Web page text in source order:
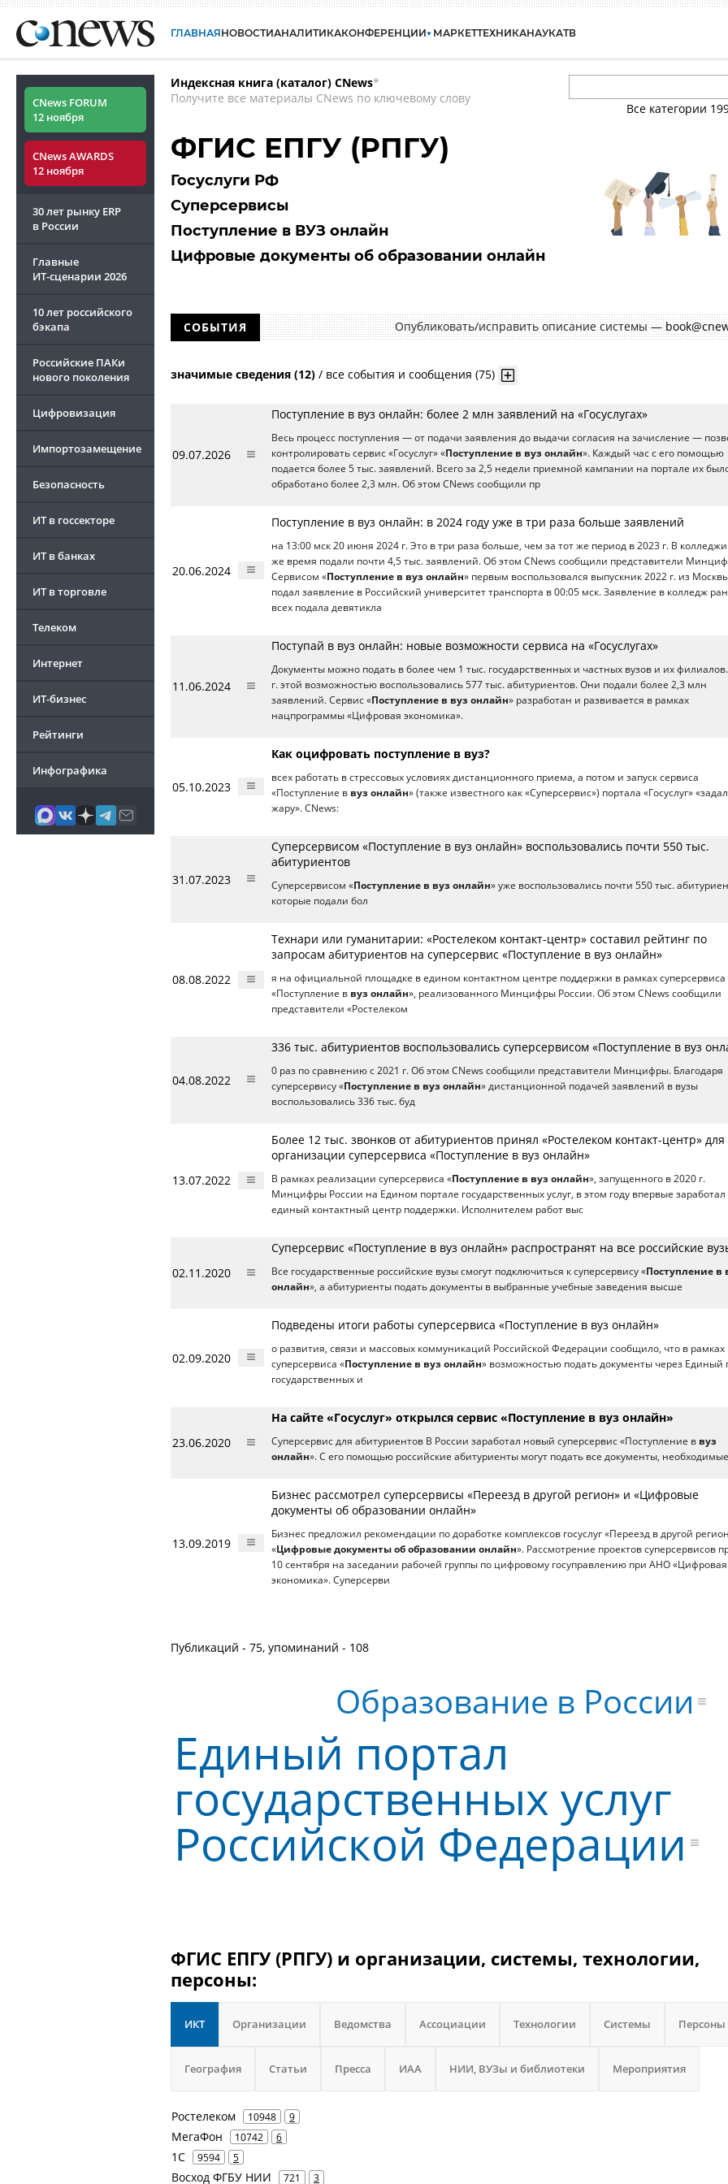
ГЛАВНАЯНОВОСТИАНАЛИТИКАКОНФЕРЕНЦИИ МАРКЕТТЕХНИКАНАУКАТВ
CNews FORUM
12 ноября
CNews AWARDS
12 ноября
30 лет рынку ERP
в России
Главные
ИТ-сценарии 2026
10 лет российского
бэкапа
Российские ПАКи
нового поколения
Цифровизация
Импортозамещение
Безопасность
ИТ в госсекторе
ИТ в банках
ИТ в торговле
Телеком
Интернет
ИТ-бизнес
Рейтинги
Инфографика
Индексная книга (каталог) CNews*
Получите все материалы CNews по ключевому слову
Все категории
ФГИС ЕПГУ (РПГУ)
Госуслуги РФ
Суперсервисы
Поступление в ВУЗ онлайн
Цифровые документы об образовании онлайн
СОБЫТИЯ Опубликовать/исправить описание системы —
значимые сведения (12) / все события и сообщения (75)
09.07.2026
Поступление в вуз онлайн: более 2 млн заявлений на «Госуслугах»
Весь процесс поступления — от подачи заявления до выдачи согласия на зачисление —
контролировать сервис «Госуслуг» «Поступление в вуз онлайн». Каждый час с его помощью
подается более 5 тыс. заявлений. Всего за 2,5 недели приемной кампании на портале их
обработано более 2,3 млн. Об этом CNews сообщили пр
20.06.2024
Поступление в вуз онлайн: в 2024 году уже в три раза больше заявлений
на 13:00 мск 20 июня 2024 г. Это в три раза больше, чем за тот же период в 2023 г. В колледжи
же время подали почти 4,5 тыс. заявлений. Об этом CNews сообщили представители
Сервисом «Поступление в вуз онлайн» первым воспользовался выпускник 2022 г. из
подал заявление в Российский университет транспорта в 00:05 мск. Заявление в колледж
всех подала девятикла
11.06.2024
Поступай в вуз онлайн: новые возможности сервиса на «Госуслугах»
Документы можно подать в более чем 1 тыс. государственных и частных вузов и их
г. этой возможностью воспользовались 577 тыс. абитуриентов. Они подали более 2,3 млн
заявлений. Сервис «Поступление в вуз онлайн» разработан и развивается в рамках
нацпрограммы «Цифровая экономика».
05.10.2023
Как оцифровать поступление в вуз?
всех работать в стрессовых условиях дистанционного приема, а потом и запуск сервиса
«Поступление в вуз онлайн» (также известного как «Суперсервис») портала «Госуслуг»
жару». CNews:
31.07.2023
Суперсервисом «Поступление в вуз онлайн» воспользовались почти 550 тыс.
абитуриентов
Суперсервисом «Поступление в вуз онлайн» уже воспользовались почти 550 тыс.
которые подали бол
08.08.2022
Технари или гуманитарии: «Ростелеком контакт-центр» составил рейтинг по
запросам абитуриентов на суперсервис «Поступление в вуз онлайн»
я на официальной площадке в едином контактном центре поддержки в рамках суперсервиса
«Поступление в вуз онлайн», реализованного Минцифры России. Об этом CNews сообщили
представители «Ростелеком
04.08.2022
336 тыс. абитуриентов воспользовались суперсервисом «Поступление в вуз
0 раз по сравнению с 2021 г. Об этом CNews сообщили представители Минцифры. Благодаря
суперсервису «Поступление в вуз онлайн» дистанционной подачей заявлений в вузы
воспользовались 336 тыс. буд
13.07.2022
Более 12 тыс. звонков от абитуриентов принял «Ростелеком контакт-центр» для
организации суперсервиса «Поступление в вуз онлайн»
В рамках реализации суперсервиса «Поступление в вуз онлайн», запущенного в 2020 г.
Минцифры России на Едином портале государственных услуг, в этом году впервые заработал
единый контактный центр поддержки. Исполнителем работ выс
02.11.2020
Суперсервис «Поступление в вуз онлайн» распространят на все российские
Все государственные российские вузы смогут подключиться к суперсервису «Поступление в
онлайн», а абитуриенты подать документы в выбранные учебные заведения высше
02.09.2020
Подведены итоги работы суперсервиса «Поступление в вуз онлайн»
о развития, связи и массовых коммуникаций Российской Федерации сообщило, что в рамках
суперсервиса «Поступление в вуз онлайн» возможностью подать документы через Единый
государственных и
23.06.2020
На сайте «Госуслуг» открылся сервис «Поступление в вуз онлайн»
Суперсервис для абитуриентов В России заработал новый суперсервис «Поступление в вуз
онлайн». С его помощью российские абитуриенты могут подать все документы,
13.09.2019
Бизнес рассмотрел суперсервисы «Переезд в другой регион» и «Цифровые
документы об образовании онлайн»
Бизнес предложил рекомендации по доработке комплексов госуслуг «Переезд в другой
«Цифровые документы об образовании онлайн». Рассмотрение проектов суперсервисов
10 сентября на заседании рабочей группы по цифровому госуправлению при АНО «Цифровая
экономика». Суперсерви
Публикаций - 75, упоминаний - 108
Единый портал
государственных услуг
Российской Федерации
Образование в России
ФГИС ЕПГУ (РПГУ) и организации, системы, технологии,
персоны:
ИКТ Организации Ведомства Ассоциации Технологии Системы Персоны
География Статьи Пресса ИАА НИИ, ВУЗы и библиотеки Мероприятия
Ростелеком 10948 9
МегаФон 10742 6
1С 9594 5
Восход ФГБУ НИИ 721 3